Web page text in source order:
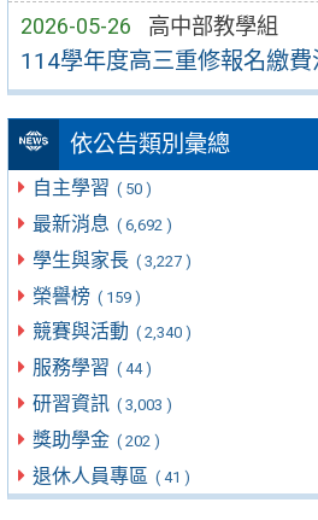
2026-05-26 高中部教學組
114學年度高三重修報名繳
依公告類別彙總
自主學習 ( 50 )
最新消息 ( 6,692 )
學生與家長 ( 3,227 )
榮譽榜 ( 159 )
競賽與活動 ( 2,340 )
服務學習 ( 44 )
研習資訊 ( 3,003 )
獎助學金 ( 202 )
退休人員專區 ( 41 )